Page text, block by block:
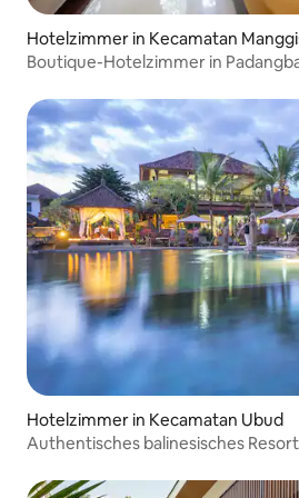
Hotelzimmer in Kecamatan
Boutique-Hotelzimmer in
Hotelzimmer in Kecamatan Ubud
Authentisches balinesisches